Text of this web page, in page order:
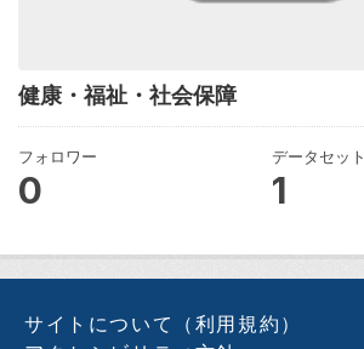
健康・福祉・社会保障
フォロワー
0
データセット
1
サイトについて（利用規約）